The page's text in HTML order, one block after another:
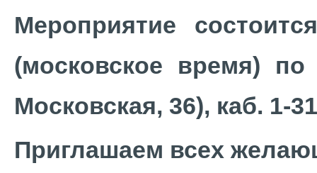
Мероприятие
(московское время)
Московская, 36), каб. 1-
Приглашаем всех